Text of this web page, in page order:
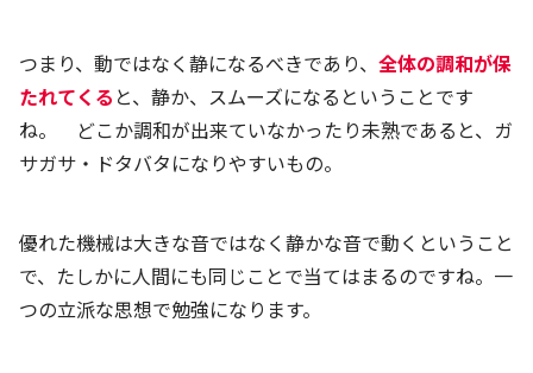
つまり、動ではなく静になるべきであり、 全体の調和が保
たれてくる と、静か、スムーズになるということです
ね。 どこか調和が出来ていなかったり未熟であると、ガ
サガサ・ドタバタになりやすいもの。
優れた機械は大きな音ではなく静かな音で動くということ
で、たしかに人間にも同じことで当てはまるのですね。一
つの立派な思想で勉強になります。